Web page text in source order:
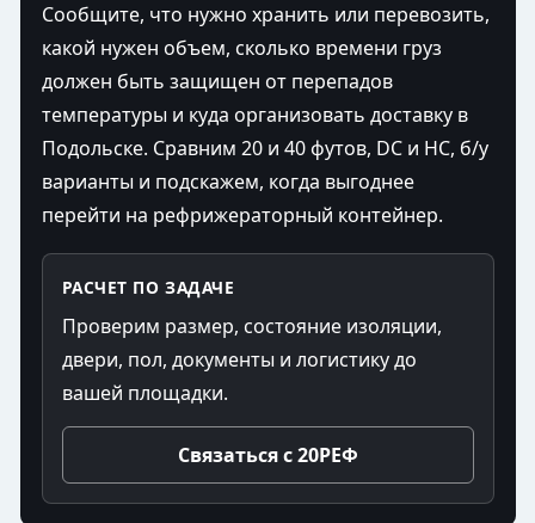
Сообщите, что нужно хранить или перевозить,
какой нужен объем, сколько времени груз
должен быть защищен от перепадов
температуры и куда организовать доставку в
Подольске. Сравним 20 и 40 футов, DC и HC, б/у
варианты и подскажем, когда выгоднее
перейти на рефрижераторный контейнер.
РАСЧЕТ ПО ЗАДАЧЕ
Проверим размер, состояние изоляции,
двери, пол, документы и логистику до
вашей площадки.
Связаться с 20РЕФ